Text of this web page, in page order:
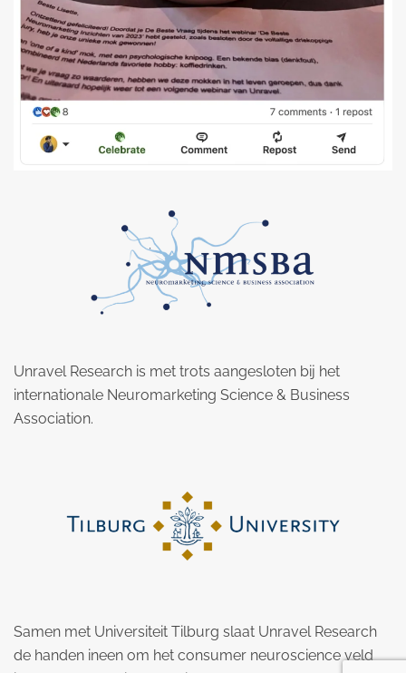
Unravel Research is met trots aangesloten bij het
internationale Neuromarketing Science & Business
Association.
Samen met Universiteit Tilburg slaat Unravel Research
de handen ineen om het consumer neuroscience veld